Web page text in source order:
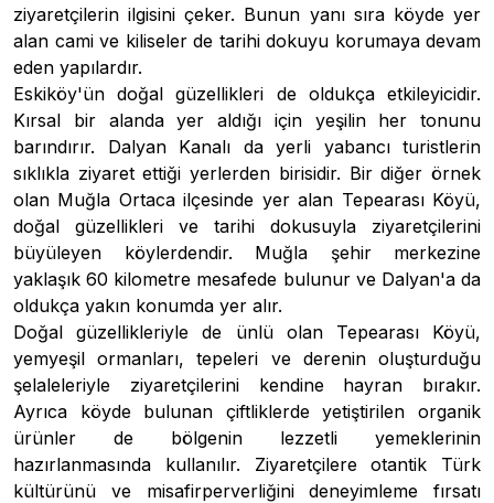
ziyaretçilerin ilgisini çeker. Bunun yanı sıra köyde yer
alan cami ve kiliseler de tarihi dokuyu korumaya devam
eden yapılardır.
Eskiköy'ün doğal güzellikleri de oldukça etkileyicidir.
Kırsal bir alanda yer aldığı için yeşilin her tonunu
barındırır. Dalyan Kanalı da yerli yabancı turistlerin
sıklıkla ziyaret ettiği yerlerden birisidir. Bir diğer örnek
olan Muğla Ortaca ilçesinde yer alan Tepearası Köyü,
doğal güzellikleri ve tarihi dokusuyla ziyaretçilerini
büyüleyen köylerdendir. Muğla şehir merkezine
yaklaşık 60 kilometre mesafede bulunur ve Dalyan'a da
oldukça yakın konumda yer alır.
Doğal güzellikleriyle de ünlü olan Tepearası Köyü,
yemyeşil ormanları, tepeleri ve derenin oluşturduğu
şelaleleriyle ziyaretçilerini kendine hayran bırakır.
Ayrıca köyde bulunan çiftliklerde yetiştirilen organik
ürünler de bölgenin lezzetli yemeklerinin
hazırlanmasında kullanılır. Ziyaretçilere otantik Türk
kültürünü ve misafirperverliğini deneyimleme fırsatı